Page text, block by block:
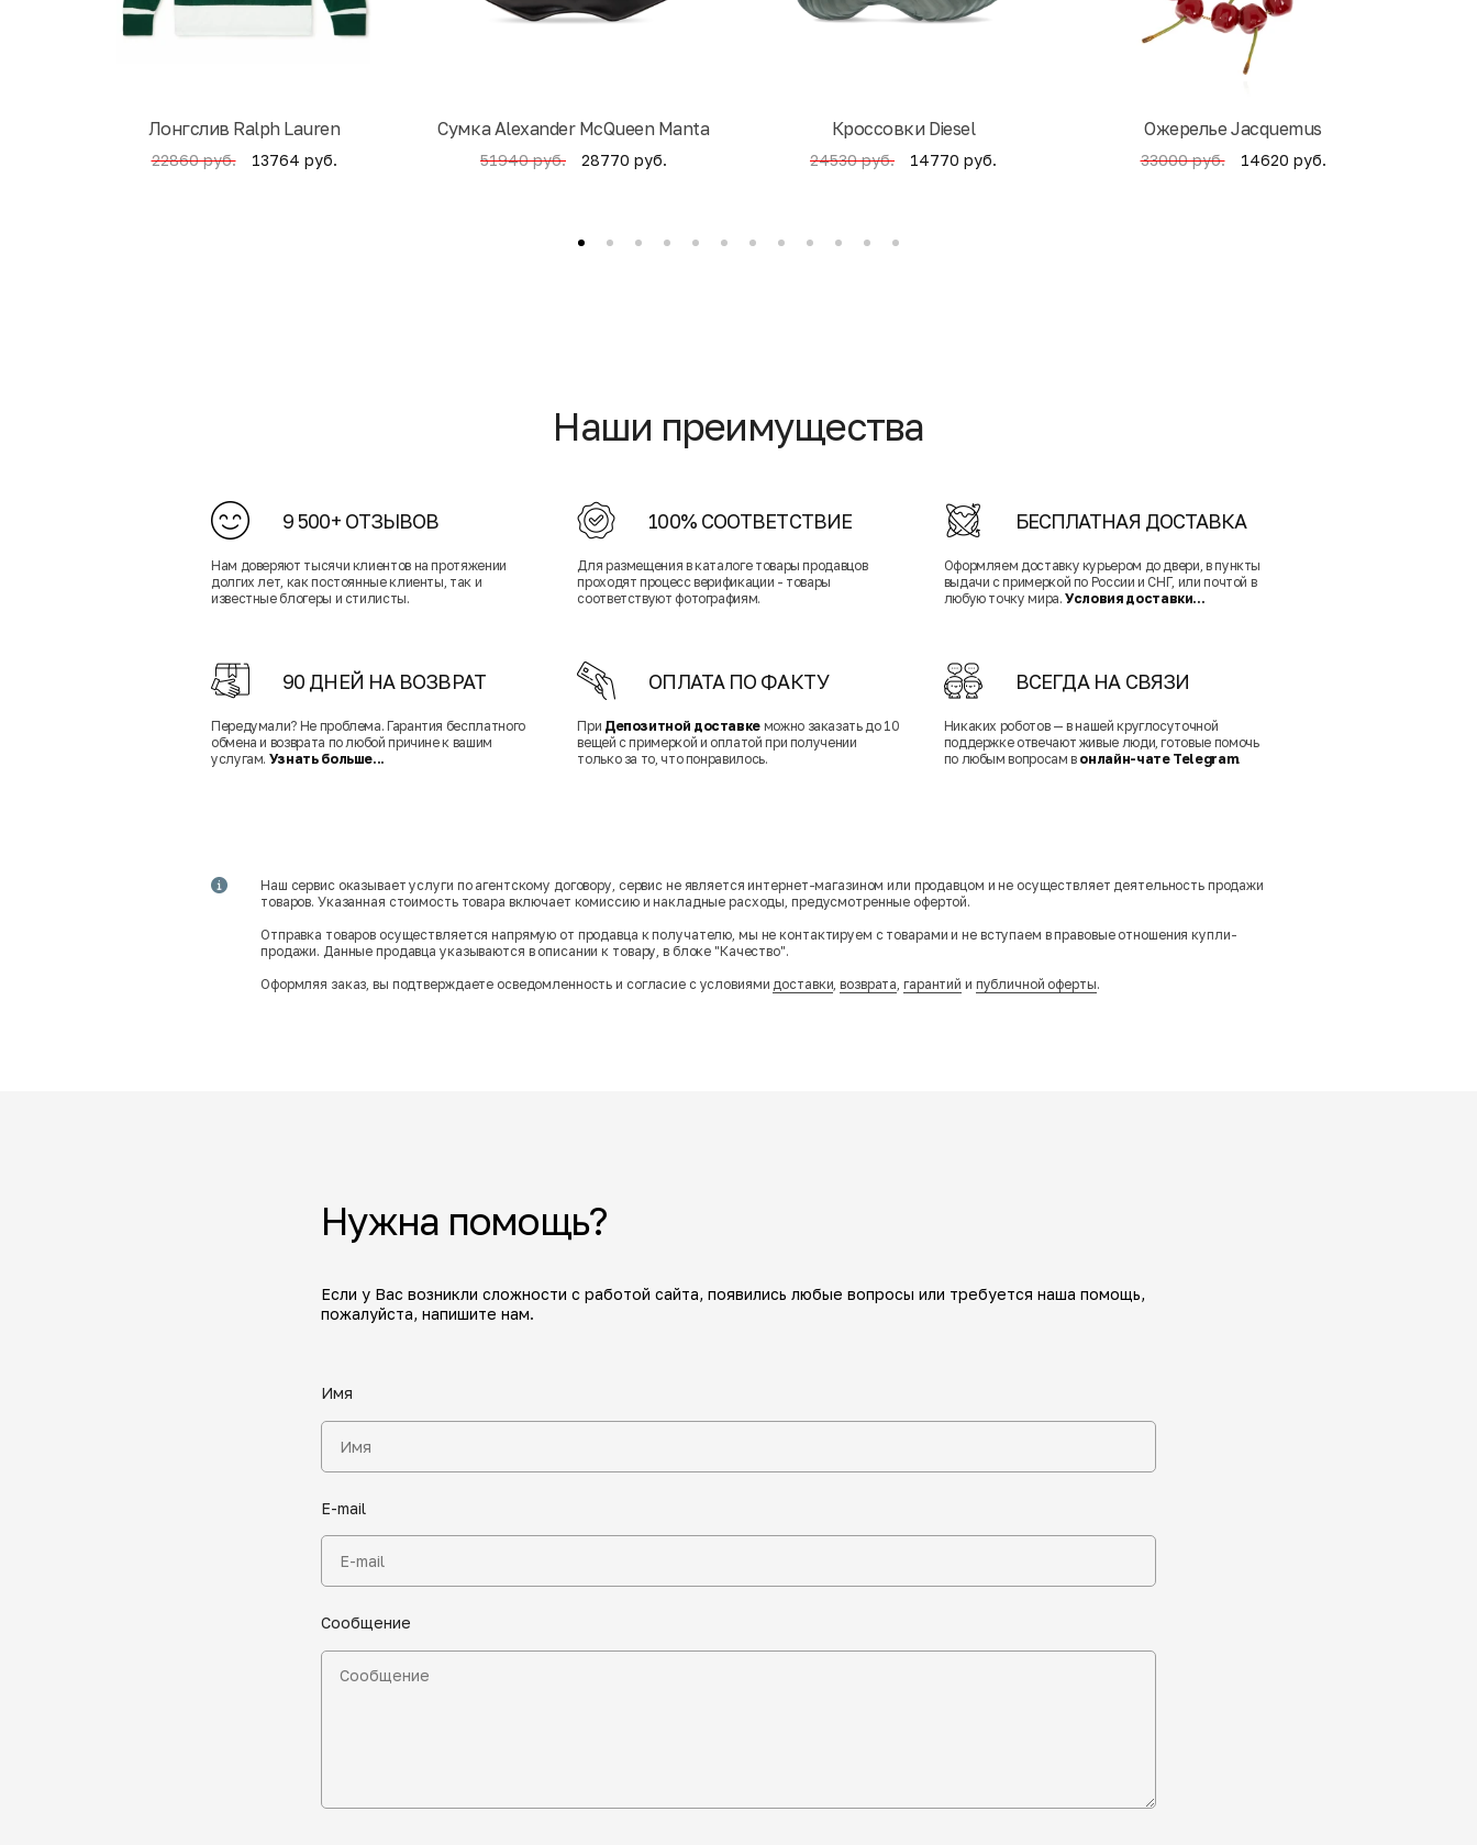
Лонгслив Ralph Lauren
22860 руб. 13764 руб.
Cумка Alexander McQueen Manta
51940 руб. 28770 руб.
Кроссовки Diesel
24530 руб. 14770 руб.
Ожерелье Jacquemus
33000 руб. 14620 руб.
Наши преимущества
9 500+ ОТЗЫВОВ
Нам доверяют тысячи клиентов на протяжении
долгих лет, как постоянные клиенты, так и
известные блогеры и стилисты.
100% СООТВЕТСТВИЕ
Для размещения в каталоге товары продавцов
проходят процесс верификации - товары
соответствуют фотографиям.
БЕСПЛАТНАЯ ДОСТАВКА
Оформляем доставку курьером до двери, в пункты
выдачи с примеркой по России и СНГ, или почтой в
любую точку мира.Условия доставки...
90 ДНЕЙ НА ВОЗВРАТ
Передумали? Не проблема. Гарантия бесплатного
обмена и возврата по любой причине к вашим
услугам. Узнать больше...
ОПЛАТА ПО ФАКТУ
При Депозитной доставке можно заказать до 10
вещей с примеркой и оплатой при получении
только за то, что понравилось.
ВСЕГДА НА СВЯЗИ
Никаких роботов — в нашей круглосуточной
поддержке отвечают живые люди, готовые помочь
по любым вопросам в онлайн-чате Telegram.
Наш сервис оказывает услуги по агентскому договору, сервис не является интернет-магазином или продавцом и не осуществляет деятельность продажи
товаров. Указанная стоимость товара включает комиссию и накладные расходы, предусмотренные офертой.
Отправка товаров осуществляется напрямую от продавца к получателю, мы не контактируем с товарами и не вступаем в правовые отношения купли-
продажи. Данные продавца указываются в описании к товару, в блоке "Качество".
Оформляя заказ, вы подтверждаете осведомленность и согласие с условиямидоставки,возврата, гарантий и публичной оферты.
Нужна помощь?
Если у Вас возникли сложности с работой сайта, появились любые вопросы или требуется наша помощь,
пожалуйста, напишите нам.
Имя
E-mail
Сообщение